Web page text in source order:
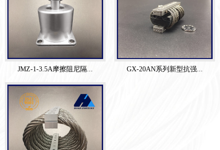
JMZ-1-3.5A摩擦阻尼隔... GX-20AN系列新型抗强...